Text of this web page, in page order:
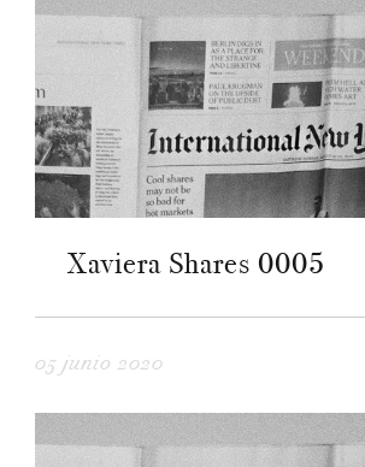
Xaviera Shares 0005
05 junio 2020